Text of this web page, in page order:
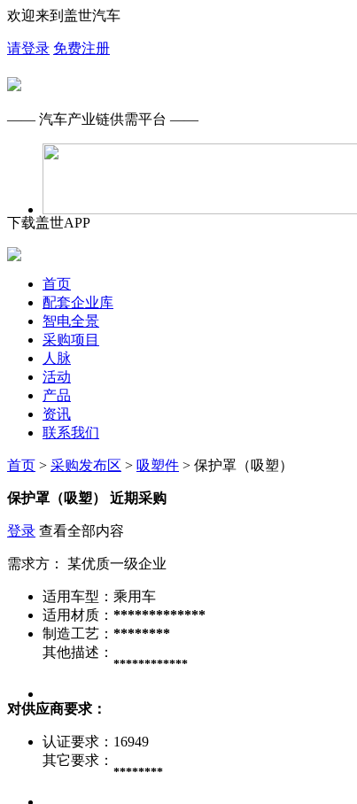
欢迎来到盖世汽车
请登录 免费注册
—— 汽车产业链供需平台 ——
下载盖世APP
首页
配套企业库
智电全景
采购项目
人脉
活动
产品
资讯
联系我们
首页 > 采购发布区 > 吸塑件 > 保护罩（吸塑）
保护罩（吸塑） 近期采购
登录 查看全部内容
需求方： 某优质一级企业
适用车型： 乘用车
适用材质： *************
制造工艺： ********
其他描述：
************
对供应商要求：
认证要求： 16949
其它要求：
********